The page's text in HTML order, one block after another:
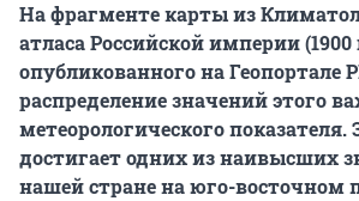
На фрагменте карты из
атласа Российской империи (1900
опубликованного на Геопортале
распределение значений этого
метеорологического
достигает одних из наивысших
нашей стране на юго-восточном